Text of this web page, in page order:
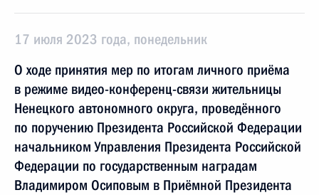
17 июля 2023 года, понедельник
О ходе принятия мер по итогам личного приёма
в режиме видео-конференц-связи жительницы
Ненецкого автономного округа, проведённого
по поручению Президента Российской Федерации
начальником Управления Президента Российской
Федерации по государственным наградам
Владимиром Осиповым в Приёмной Президента